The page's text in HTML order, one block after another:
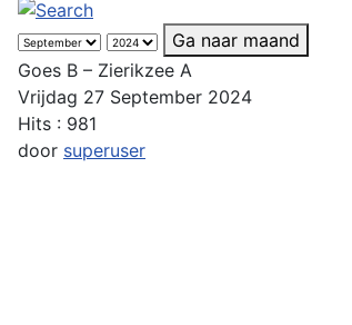
Ga naar maand
Goes B – Zierikzee A
Vrijdag 27 September 2024
Hits : 981
door superuser